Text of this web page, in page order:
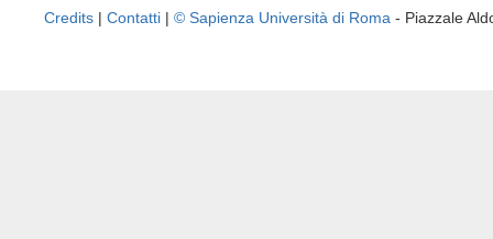
Credits | Contatti | © Sapienza Università di Roma - Piazzale